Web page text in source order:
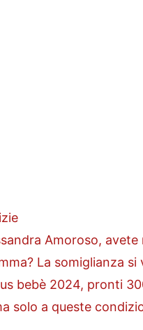
Amoroso, avete
La somiglianza si
bebè 2024, pronti
solo a queste